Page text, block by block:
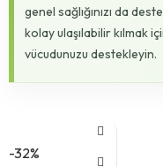
genel sağlığınızı da
kolay ulaşılabilir kılmak
vücudunuzu destekleyin.
-32%